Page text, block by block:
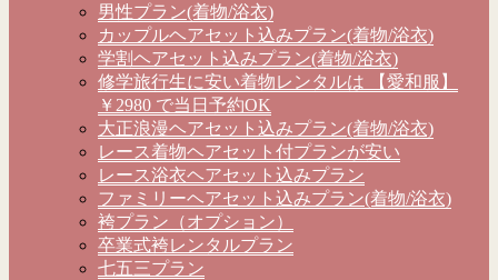
男性プラン(着物/浴衣)
カップルヘアセット込みプラン(着物/浴衣)
学割ヘアセット込みプラン(着物/浴衣)
修学旅行生に安い着物レンタルは 【愛和服】
￥2980 で当日予約OK
大正浪漫ヘアセット込みプラン(着物/浴衣)
レース着物ヘアセット付プランが安い
レース浴衣ヘアセット込みプラン
ファミリーヘアセット込みプラン(着物/浴衣)
袴プラン（オプション）
卒業式袴レンタルプラン
七五三プラン